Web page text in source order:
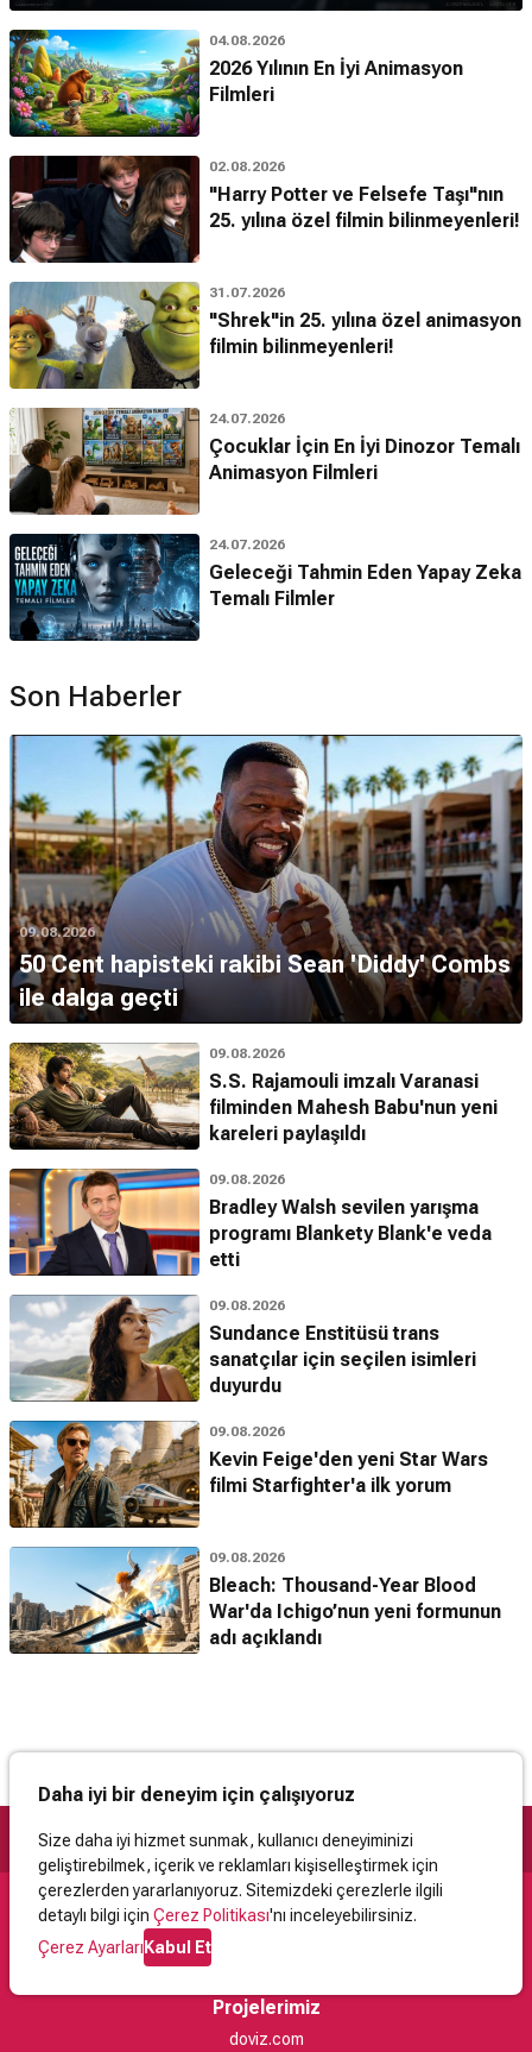
04.08.2026
2026 Yılının En İyi Animasyon
Filmleri
02.08.2026
"Harry Potter ve Felsefe Taşı"nın
25. yılına özel filmin bilinmeyenleri!
31.07.2026
"Shrek"in 25. yılına özel animasyon
filmin bilinmeyenleri!
24.07.2026
Çocuklar İçin En İyi Dinozor Temalı
Animasyon Filmleri
24.07.2026
Geleceği Tahmin Eden Yapay Zeka
Temalı Filmler
Son Haberler
09.08.2026
50 Cent hapisteki rakibi Sean 'Diddy' Combs
ile dalga geçti
09.08.2026
S.S. Rajamouli imzalı Varanasi
filminden Mahesh Babu'nun yeni
kareleri paylaşıldı
09.08.2026
Bradley Walsh sevilen yarışma
programı Blankety Blank'e veda
etti
09.08.2026
Sundance Enstitüsü trans
sanatçılar için seçilen isimleri
duyurdu
09.08.2026
Kevin Feige'den yeni Star Wars
filmi Starfighter'a ilk yorum
09.08.2026
Bleach: Thousand-Year Blood
War'da Ichigo’nun yeni formunun
adı açıklandı
Daha iyi bir deneyim için çalışıyoruz
Size daha iyi hizmet sunmak, kullanıcı deneyiminizi
geliştirebilmek, içerik ve reklamları kişiselleştirmek için
çerezlerden yararlanıyoruz. Sitemizdeki çerezlerle ilgili
detaylı bilgi için Çerez Politikası'nı inceleyebilirsiniz.
Çerez AyarlarıKabul Et
Destek
İletişimYardımKullanıcı Sözleşmesi
Projelerimiz
doviz.com